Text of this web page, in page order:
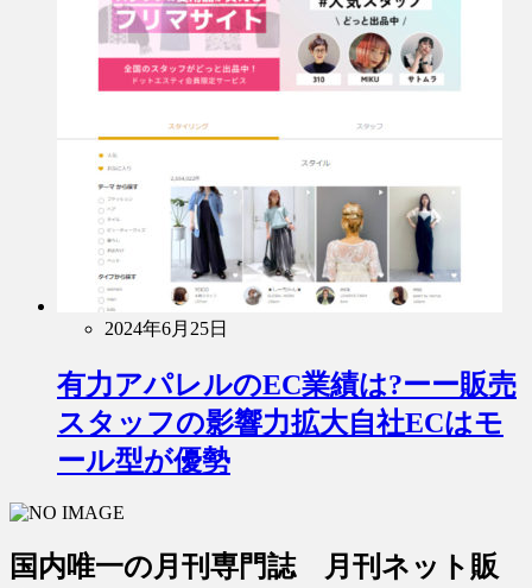
2024年6月25日
有力アパレルのEC業績は?ーー販売
スタッフの影響力拡大自社ECはモ
ール型が優勢
国内唯一の月刊専門誌 月刊ネット販